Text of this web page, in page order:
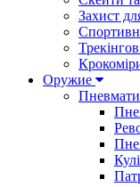
Захист
Оружие